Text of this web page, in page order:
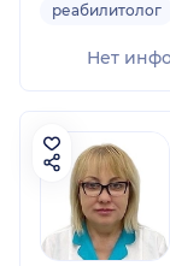
реабилитолог
Нет